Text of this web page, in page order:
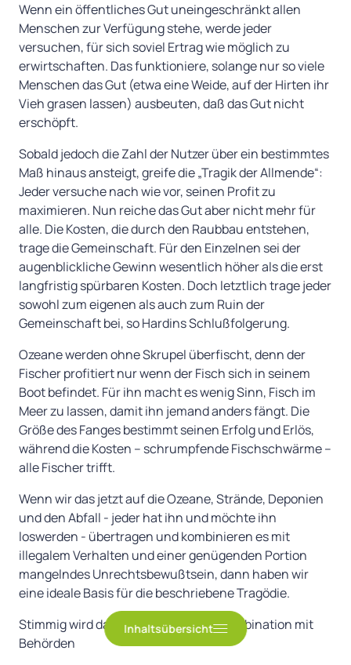
Inhaltsübersicht
1. Wie Abfall verschwindet oder bestattet
wird
2. Plastikfutter
3. Kunststoff-Abdeckungen und Bodenteppiche
für Ozeane
4. Bequemer komfortabler Badestrand
5. Gebrauchte Computer und Handys für
Entwicklungsländer
Commons)
7. Schlußfolgerung
Es ist höchste Zeit etwas zu tun!
Wenn ein öffentliches Gut uneingeschränkt allen
Menschen zur Verfügung stehe, werde jeder
versuchen, für sich soviel Ertrag wie möglich zu
erwirtschaften. Das funktioniere, solange nur so viele
Menschen das Gut (etwa eine Weide, auf der Hirten ihr
Vieh grasen lassen) ausbeuten, daß das Gut nicht
erschöpft.
Sobald jedoch die Zahl der Nutzer über ein bestimmtes
Maß hinaus ansteigt, greife die „Tragik der Allmende“:
Jeder versuche nach wie vor, seinen Profit zu
maximieren. Nun reiche das Gut aber nicht mehr für
alle. Die Kosten, die durch den Raubbau entstehen,
trage die Gemeinschaft. Für den Einzelnen sei der
augenblickliche Gewinn wesentlich höher als die erst
langfristig spürbaren Kosten. Doch letztlich trage jeder
sowohl zum eigenen als auch zum Ruin der
Gemeinschaft bei, so Hardins Schlußfolgerung.
Ozeane werden ohne Skrupel überfischt, denn der
Fischer profitiert nur wenn der Fisch sich in seinem
Boot befindet. Für ihn macht es wenig Sinn, Fisch im
Meer zu lassen, damit ihn jemand anders fängt. Die
Größe des Fanges bestimmt seinen Erfolg und Erlös,
während die Kosten – schrumpfende Fischschwärme –
alle Fischer trifft.
Wenn wir das jetzt auf die Ozeane, Strände, Deponien
und den Abfall - jeder hat ihn und möchte ihn
loswerden - übertragen und kombinieren es mit
illegalem Verhalten und einer genügenden Portion
mangelndes Unrechtsbewußtsein, dann haben wir
eine ideale Basis für die beschriebene Tragödie.
Stimmig wird das ganze durch eine Kombination mit
Behörden